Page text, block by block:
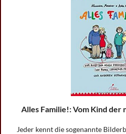
Alles Familie!: Vom Kind der
Jeder kennt die sogenannte